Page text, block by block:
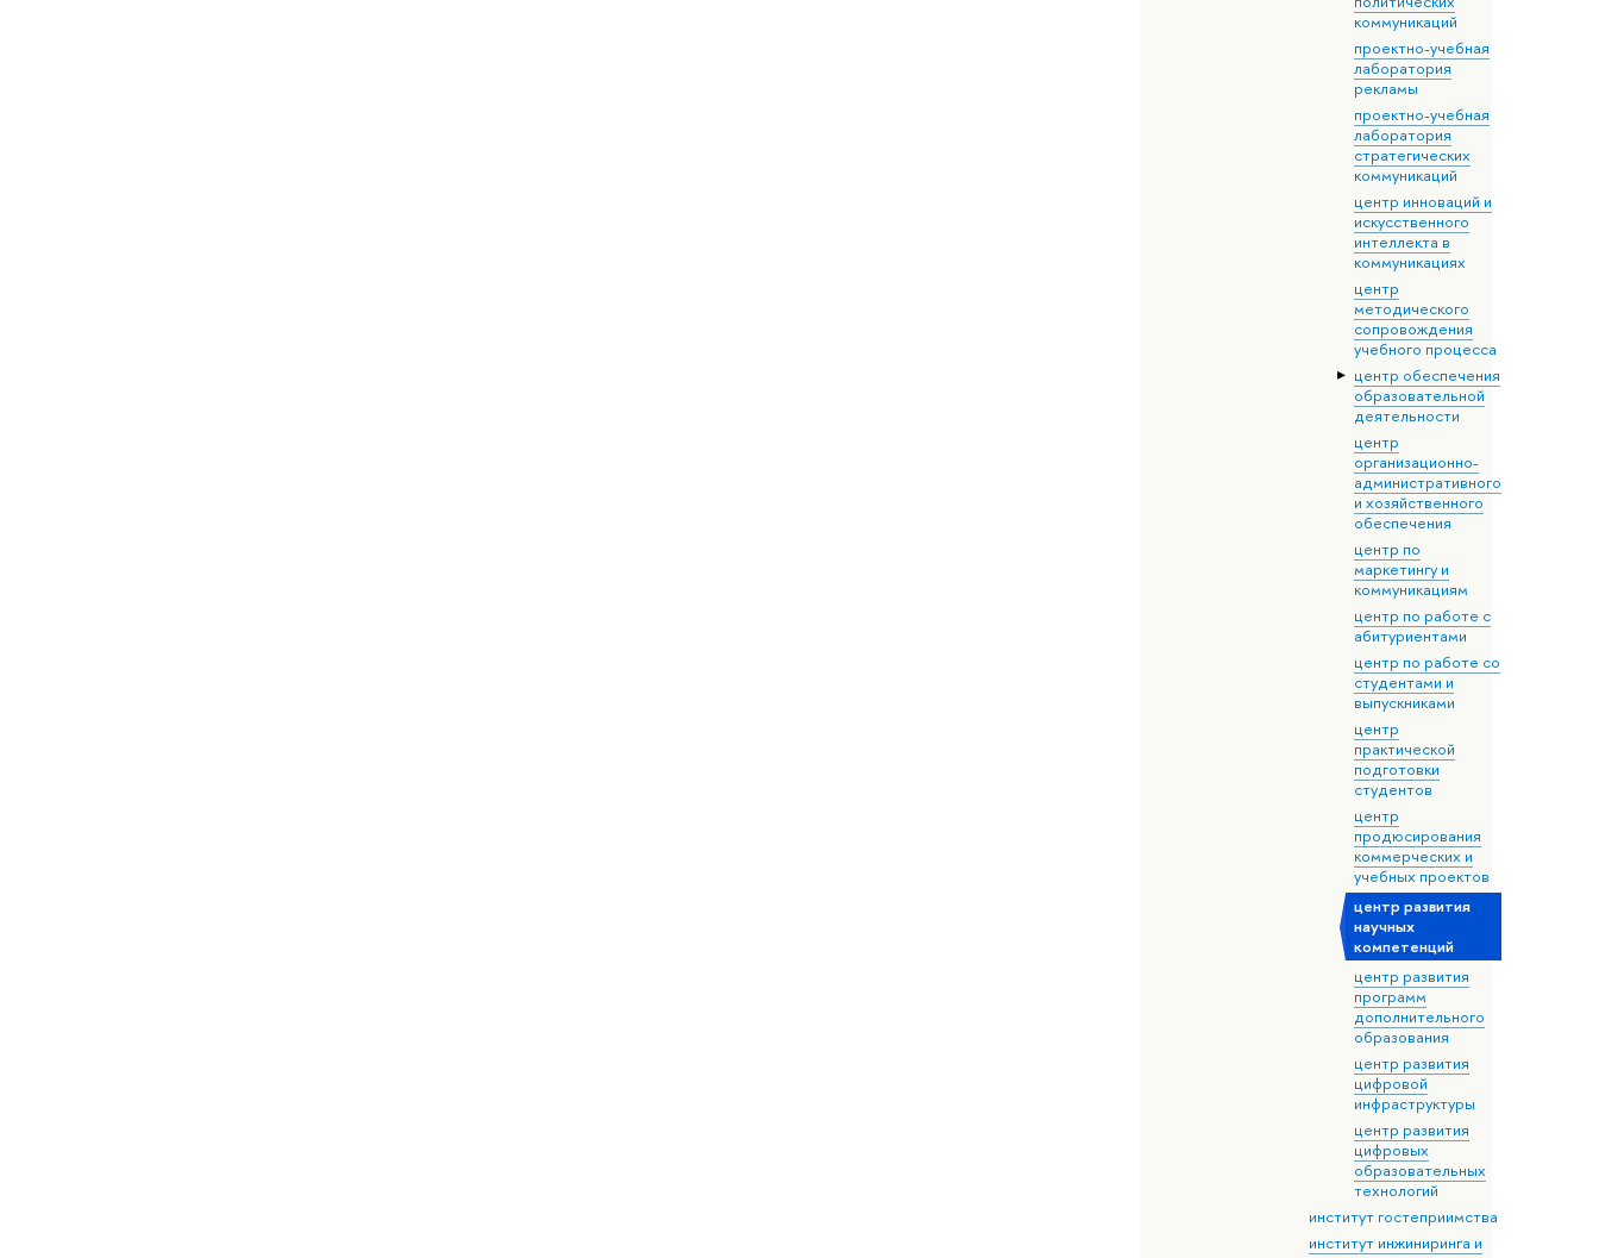
коммуникаций
проектно-учебная
лаборатория
рекламы
проектно-учебная
лаборатория
стратегических
коммуникаций
центр инноваций и
искусственного
интеллекта в
коммуникациях
центр
методического
сопровождения
учебного процесса
центр обеспечения
образовательной
деятельности
центр
организационно-
административного
и хозяйственного
обеспечения
центр по
маркетингу и
коммуникациям
центр по работе с
абитуриентами
центр по работе со
студентами и
выпускниками
центр
практической
подготовки
студентов
центр
продюсирования
коммерческих и
учебных проектов
центр развития
научных
компетенций
центр развития
программ
дополнительного
образования
центр развития
цифровой
инфраструктуры
центр развития
цифровых
образовательных
технологий
институт гостеприимства
институт инжиниринга и